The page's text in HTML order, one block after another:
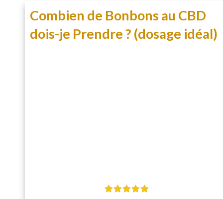
Combien de Bonbons au CBD
dois-je Prendre ? (dosage idéal)